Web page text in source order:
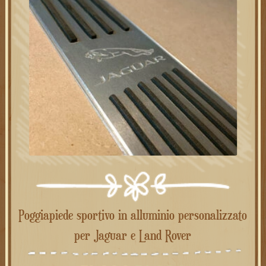
Poggiapiede sportivo in alluminio personalizzato
per Jaguar e Land Rover